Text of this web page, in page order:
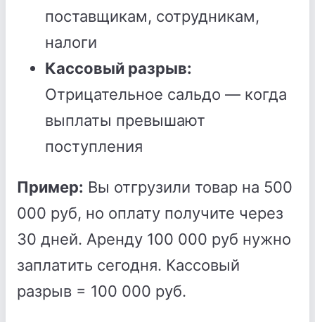
поставщикам, сотрудникам,
налоги
Кассовый разрыв:
Отрицательное сальдо — когда
выплаты превышают
поступления
Пример: Вы отгрузили товар на 500
000 руб, но оплату получите через
30 дней. Аренду 100 000 руб нужно
заплатить сегодня. Кассовый
разрыв = 100 000 руб.